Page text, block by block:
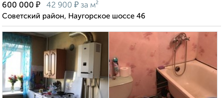
600 000 ₽ 42 900 ₽ за м²
Советский район, Наугорское шоссе 46